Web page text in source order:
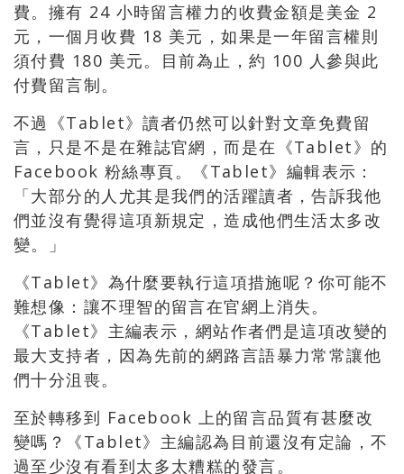
費。擁有 24 小時留言權力的收費金額是美金 2
元，一個月收費 18 美元，如果是一年留言權則
須付費 180 美元。目前為止，約 100 人參與此
付費留言制。
不過《Tablet》讀者仍然可以針對文章免費留
言，只是不是在雜誌官網，而是在《Tablet》的
Facebook 粉絲專頁。《Tablet》編輯表示：
「大部分的人尤其是我們的活躍讀者，告訴我他
們並沒有覺得這項新規定，造成他們生活太多改
變。」
《Tablet》為什麼要執行這項措施呢？你可能不
難想像：讓不理智的留言在官網上消失。
《Tablet》主編表示，網站作者們是這項改變的
最大支持者，因為先前的網路言語暴力常常讓他
們十分沮喪。
至於轉移到 Facebook 上的留言品質有甚麼改
變嗎？《Tablet》主編認為目前還沒有定論，不
過至少沒有看到太多太糟糕的發言。